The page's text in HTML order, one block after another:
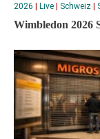
2026 | Live | Schweiz |
Wimbledon 2026